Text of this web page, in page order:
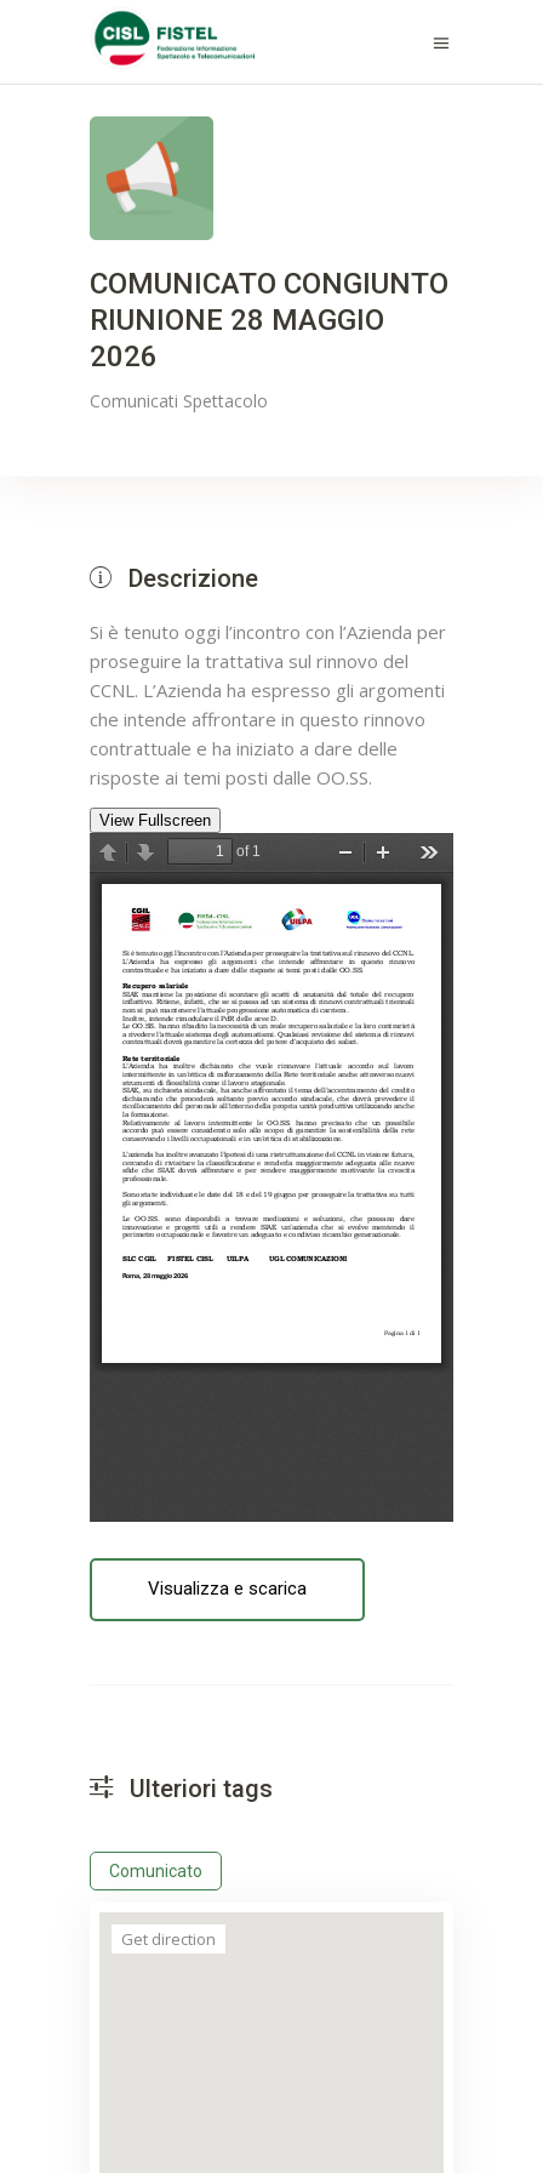
COMUNICATO CONGIUNTO
RIUNIONE 28 MAGGIO
2026
Comunicati Spettacolo
Descrizione
Si è tenuto oggi l’incontro con l’Azienda per
proseguire la trattativa sul rinnovo del
CCNL. L’Azienda ha espresso gli argomenti
che intende affrontare in questo rinnovo
contrattuale e ha iniziato a dare delle
risposte ai temi posti dalle OO.SS.
View Fullscreen
Visualizza e scarica
Ulteriori tags
Comunicato
Get direction